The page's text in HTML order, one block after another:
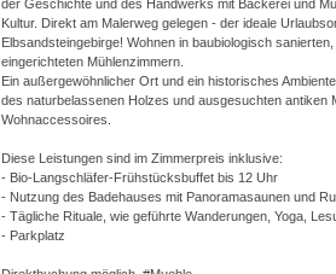
der Geschichte und des Handwerks mit Bäckerei und
Kultur. Direkt am Malerweg gelegen - der ideale
Elbsandsteingebirge! Wohnen in baubiologisch sanierten,
eingerichteten Mühlenzimmern.
Ein außergewöhnlicher Ort und ein historisches
des naturbelassenen Holzes und ausgesuchten antiken
Wohnaccessoires.
Diese Leistungen sind im Zimmerpreis inklusive:
- Bio-Langschläfer-Frühstücksbuffet bis 12 Uhr
- Nutzung des Badehauses mit Panoramasaunen und
- Tägliche Rituale, wie geführte Wanderungen, Yoga,
- Parkplatz